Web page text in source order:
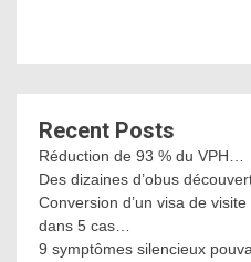
Recent Posts
Réduction de 93 % du VPH…
Des dizaines d’obus
Conversion d’un visa de
dans 5 cas…
9 symptômes silencieux